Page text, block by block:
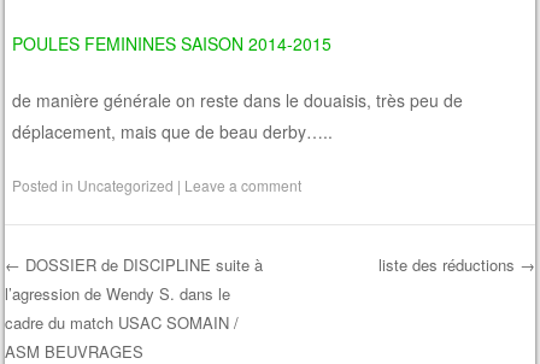
POULES FEMININES SAISON 2014-2015
de manière générale on reste dans le douaisis, très peu de
déplacement, mais que de beau derby…..
Posted in Uncategorized | Leave a comment
Post navigation
← DOSSIER de DISCIPLINE suite à
l’agression de Wendy S. dans le
cadre du match USAC SOMAIN /
ASM BEUVRAGES
liste des réductions →